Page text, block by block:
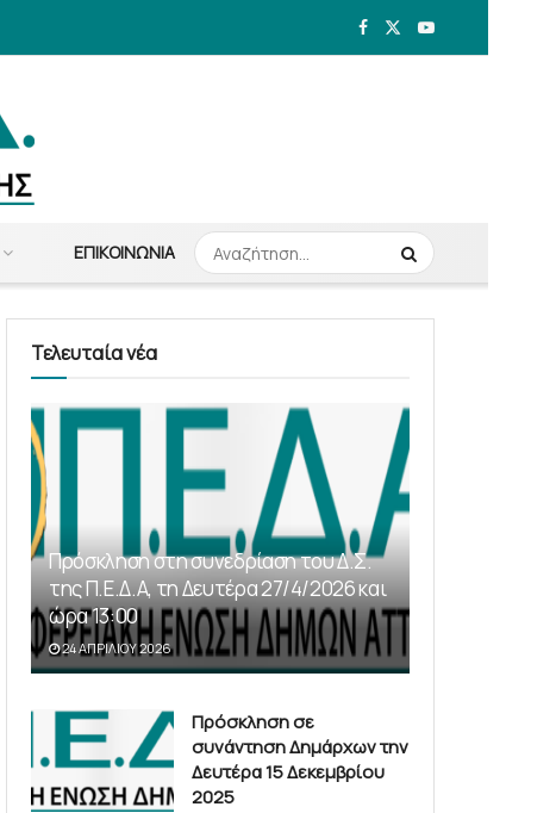
ΕΠΙΚΟΙΝΩΝΊΑ
Τελευταία νέα
Πρόσκληση στη συνεδρίαση του Δ.Σ.
της Π.Ε.Δ.Α, τη Δευτέρα 27/4/2026 και
ώρα 13:00
24 ΑΠΡΙΛΊΟΥ 2026
Πρόσκληση σε
συνάντηση Δημάρχων την
Δευτέρα 15 Δεκεμβρίου
2025